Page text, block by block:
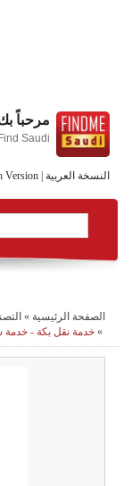
النسخة العربية Version
مرحباً
Find Saudi
الصفحة الرئيسية »
» خدمة نقل بكة - خدمة